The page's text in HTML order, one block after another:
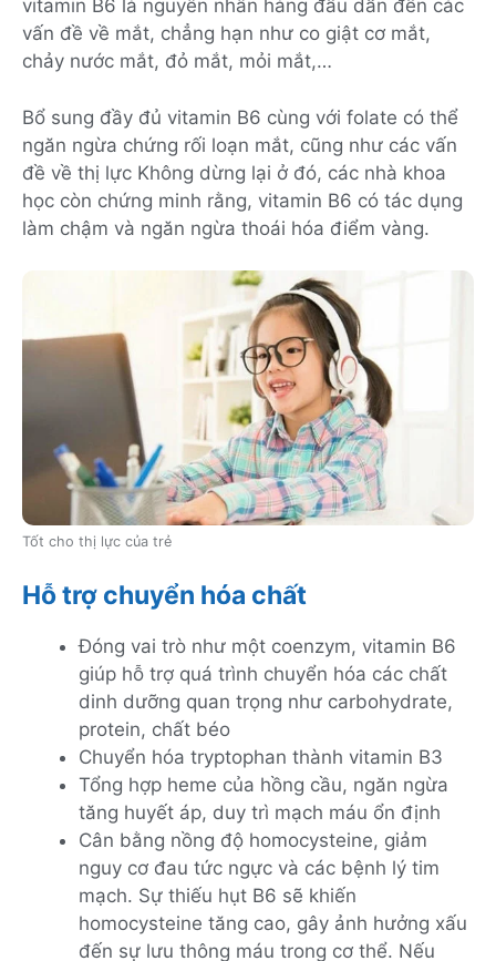
vitamin B6 là nguyên nhân hàng đầu dẫn đến các
vấn đề về mắt, chẳng hạn như co giật cơ mắt,
chảy nước mắt, đỏ mắt, mỏi mắt,…
Bổ sung đầy đủ vitamin B6 cùng với folate có thể
ngăn ngừa chứng rối loạn mắt, cũng như các vấn
đề về thị lực Không dừng lại ở đó, các nhà khoa
học còn chứng minh rằng, vitamin B6 có tác dụng
làm chậm và ngăn ngừa thoái hóa điểm vàng.
Tốt cho thị lực của trẻ
Hỗ trợ chuyển hóa chất
Đóng vai trò như một coenzym, vitamin B6
giúp hỗ trợ quá trình chuyển hóa các chất
dinh dưỡng quan trọng như carbohydrate,
protein, chất béo
Chuyển hóa tryptophan thành vitamin B3
Tổng hợp heme của hồng cầu, ngăn ngừa
tăng huyết áp, duy trì mạch máu ổn định
Cân bằng nồng độ homocysteine, giảm
nguy cơ đau tức ngực và các bệnh lý tim
mạch. Sự thiếu hụt B6 sẽ khiến
homocysteine tăng cao, gây ảnh hưởng xấu
đến sự lưu thông máu trong cơ thể. Nếu